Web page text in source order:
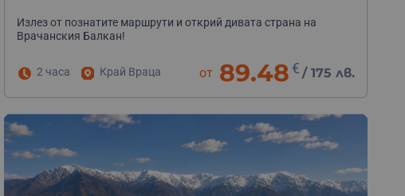
Излез от познатите маршрути и открий дивата страна на
Врачанския Балкан!
2 часа Край Враца от 89.48 € / 175 лв.